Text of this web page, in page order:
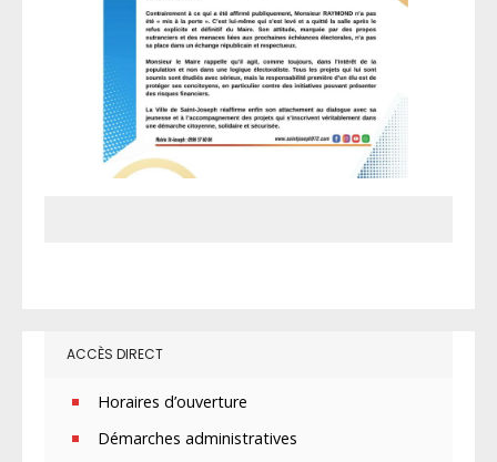
ACCÈS DIRECT
Horaires d’ouverture
Démarches administratives